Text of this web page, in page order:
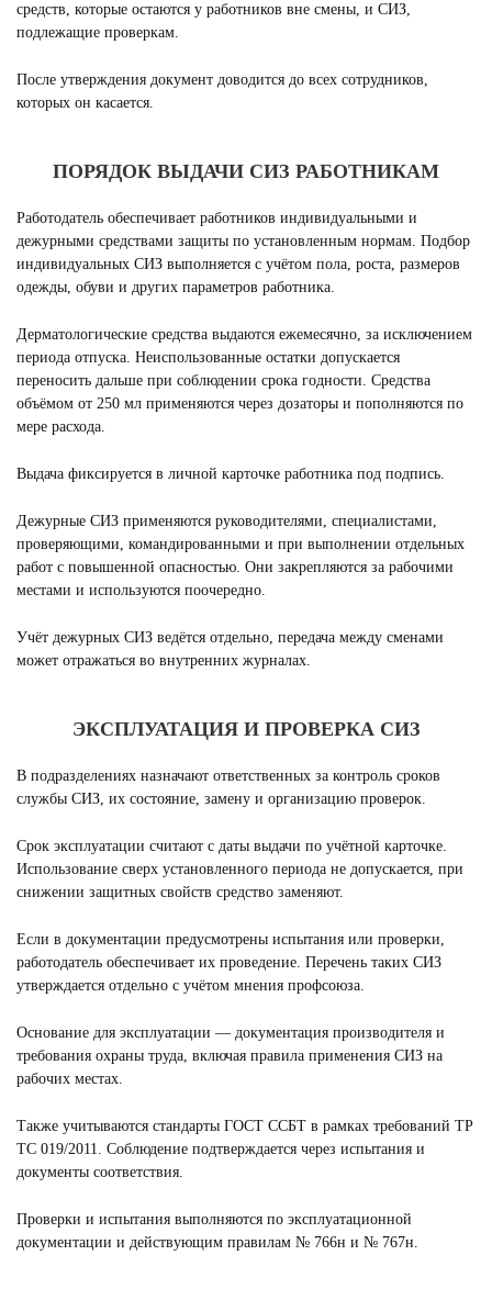
средств, которые остаются у работников вне смены, и СИЗ,
подлежащие проверкам.
После утверждения документ доводится до всех сотрудников,
которых он касается.
ПОРЯДОК ВЫДАЧИ СИЗ РАБОТНИКАМ
Работодатель обеспечивает работников индивидуальными и
дежурными средствами защиты по установленным нормам. Подбор
индивидуальных СИЗ выполняется с учётом пола, роста, размеров
одежды, обуви и других параметров работника.
Дерматологические средства выдаются ежемесячно, за исключением
периода отпуска. Неиспользованные остатки допускается
переносить дальше при соблюдении срока годности. Средства
объёмом от 250 мл применяются через дозаторы и пополняются по
мере расхода.
Выдача фиксируется в личной карточке работника под подпись.
Дежурные СИЗ применяются руководителями, специалистами,
проверяющими, командированными и при выполнении отдельных
работ с повышенной опасностью. Они закрепляются за рабочими
местами и используются поочередно.
Учёт дежурных СИЗ ведётся отдельно, передача между сменами
может отражаться во внутренних журналах.
ЭКСПЛУАТАЦИЯ И ПРОВЕРКА СИЗ
В подразделениях назначают ответственных за контроль сроков
службы СИЗ, их состояние, замену и организацию проверок.
Срок эксплуатации считают с даты выдачи по учётной карточке.
Использование сверх установленного периода не допускается, при
снижении защитных свойств средство заменяют.
Если в документации предусмотрены испытания или проверки,
работодатель обеспечивает их проведение. Перечень таких СИЗ
утверждается отдельно с учётом мнения профсоюза.
Основание для эксплуатации — документация производителя и
требования охраны труда, включая правила применения СИЗ на
рабочих местах.
Также учитываются стандарты ГОСТ ССБТ в рамках требований ТР
ТС 019/2011. Соблюдение подтверждается через испытания и
документы соответствия.
Проверки и испытания выполняются по эксплуатационной
документации и действующим правилам № 766н и № 767н.